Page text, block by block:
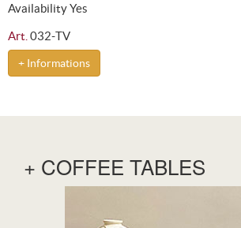
Availability Yes
Art. 032-TV
+ Informations
+ COFFEE TABLES